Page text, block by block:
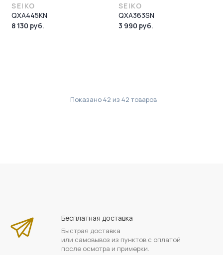
SEIKO
QXA445KN
8 130 руб.
SEIKO
QXA363SN
3 990 руб.
Показано42 из42 товаров
Бесплатная доставка
Быстрая доставка
или самовывоз из пунктов с оплатой
после осмотра и примерки.